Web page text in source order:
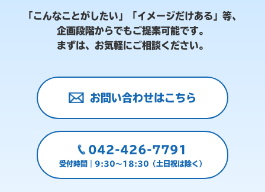
「こんなことがしたい」「イメージだけある」等、
企画段階からでもご提案可能です。
まずは、お気軽にご相談ください。
お問い合わせはこちら
042-426-7791
受付時間｜9:30～18:30（土日祝は除く）